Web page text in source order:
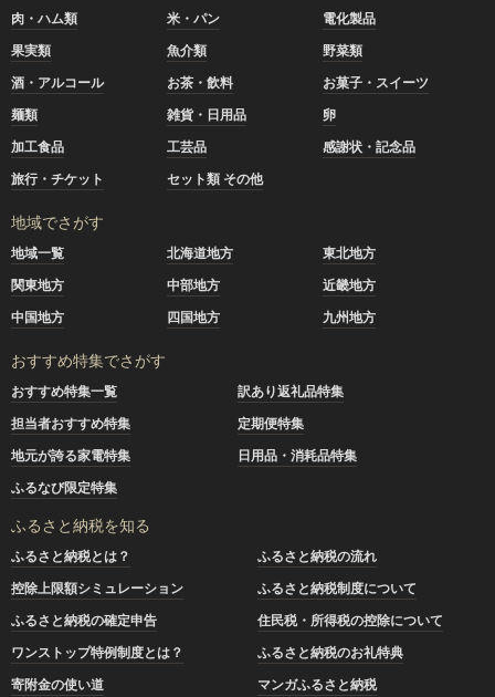
肉・ハム類 米・パン
電化製品
果実類
魚介類
野菜類
酒・アルコール
お茶・飲料
お菓子・スイーツ
麺類
雑貨・日用品
卵
加工食品
工芸品
感謝状・記念品
旅行・チケット
セット類 その他
地域でさがす
地域一覧 北海道地方
東北地方
関東地方
中部地方
近畿地方
中国地方
四国地方 九州地方
おすすめ特集でさがす
おすすめ特集一覧
訳あり返礼品特集
担当者おすすめ特集
定期便特集
地元が誇る家電特集
日用品・消耗品特集
ふるなび限定特集
ふるさと納税を知る
ふるさと納税とは？
ふるさと納税の流れ
控除上限額シミュレーション
ふるさと納税制度について
ふるさと納税の確定申告
住民税・所得税の控除について
ワンストップ特例制度とは？
ふるさと納税のお礼特典
寄附金の使い道
マンガふるさと納税